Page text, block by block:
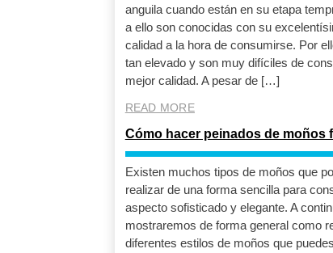
anguila cuando están en su etapa
a ello son conocidas con su
calidad a la hora de consumirse. Por
tan elevado y son muy difíciles de
mejor calidad. A pesar de […]
READ MORE
Cómo hacer peinados de moños
Existen muchos tipos de moños que
realizar de una forma sencilla para
aspecto sofisticado y elegante. A
mostraremos de forma general como
diferentes estilos de moños que